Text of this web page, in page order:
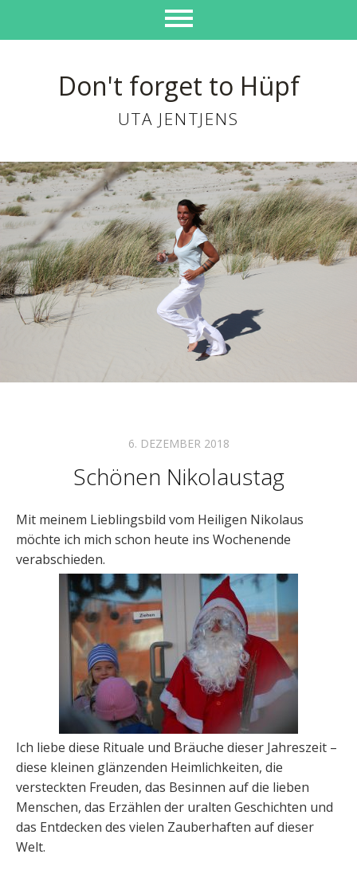
Don't forget to Hüpf
UTA JENTJENS
6. DEZEMBER 2018
Schönen Nikolaustag
Mit meinem Lieblingsbild vom Heiligen Nikolaus
möchte ich mich schon heute ins Wochenende
verabschieden.
Ich liebe diese Rituale und Bräuche dieser Jahreszeit –
diese kleinen glänzenden Heimlichkeiten, die
versteckten Freuden, das Besinnen auf die lieben
Menschen, das Erzählen der uralten Geschichten und
das Entdecken des vielen Zauberhaften auf dieser
Welt.